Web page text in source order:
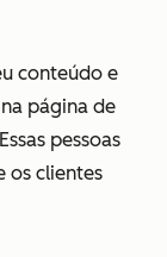
conteúdo e
página de
pessoas
os clientes